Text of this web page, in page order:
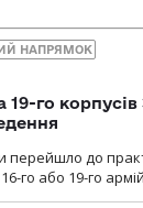
НАПРЯМОК
19-го
перейшло до
го або 19-го